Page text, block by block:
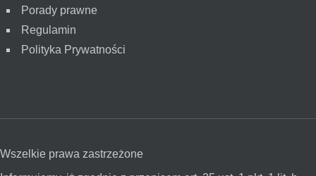
Porady prawne
Regulamin
Polityka Prywatności
Wszelkie prawa zastrzeżone